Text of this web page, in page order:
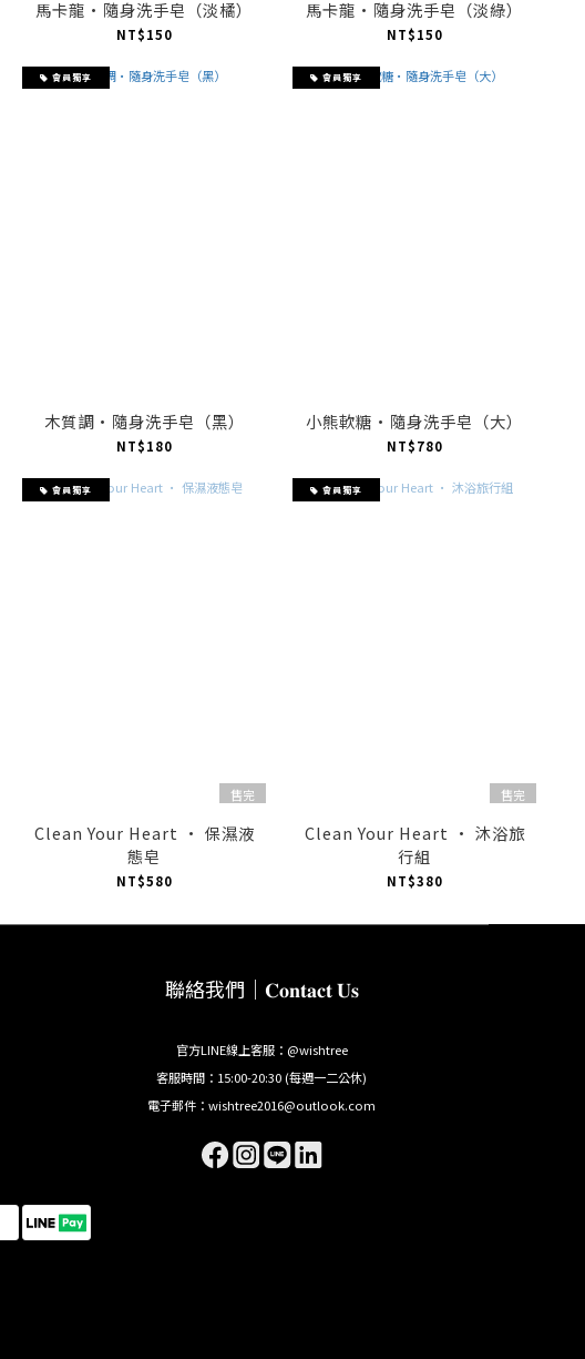
馬卡龍·隨身洗手皂（淡橘）
NT$150
馬卡龍·隨身洗手皂（淡綠）
NT$150
會員獨享
木質調·隨身洗手皂（黑）
NT$180
會員獨享
小熊軟糖·隨身洗手皂（大）
NT$780
會員獨享
售完
Clean Your Heart · 保濕液
態皂
NT$580
會員獨享
售完
Clean Your Heart · 沐浴旅
行組
NT$380
聯絡我們｜𝐂𝐨𝐧𝐭𝐚𝐜𝐭 𝐔𝐬
官方LINE線上客服：@wishtree
客服時間：15:00-20:30 (每週一二公休)
電子郵件：wishtree2016@outlook.com